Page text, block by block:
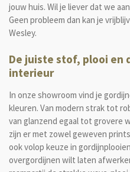
jouw huis. Wil je liever dat we
Geen probleem dan kan je
Wesley.
De juiste stof, plooi en
interieur
In onze showroom vind je
kleuren. Van modern strak tot
van glanzend egaal tot grovere
zijn er met zowel geweven
ook volop keuze in
overgordijnen wilt laten